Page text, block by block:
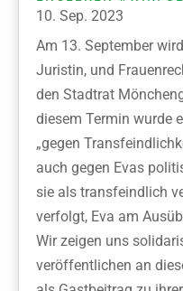
10. Sep. 2023
Am 13. September
Juristin, und
den Stadtrat
diesem Termin wurde
„gegen
auch gegen Evas
sie als transfeindlich
verfolgt, Eva am
Wir zeigen uns
veröffentlichen an